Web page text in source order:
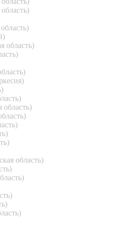
область)
область)
область)